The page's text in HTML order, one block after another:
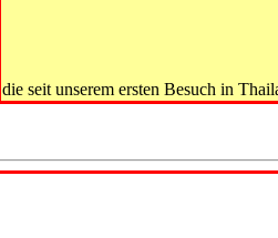
die seit unserem ersten Besuch in